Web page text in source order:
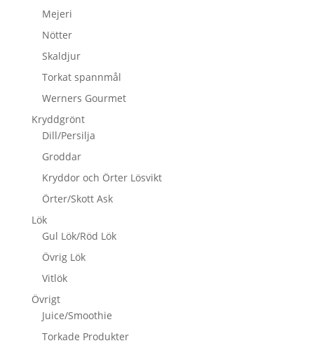
Mejeri
Nötter
Skaldjur
Torkat spannmål
Werners Gourmet
Kryddgrönt
Dill/Persilja
Groddar
Kryddor och Örter Lösvikt
Örter/Skott Ask
Lök
Gul Lök/Röd Lök
Övrig Lök
Vitlök
Övrigt
Juice/Smoothie
Torkade Produkter